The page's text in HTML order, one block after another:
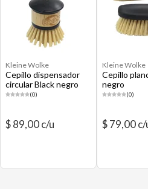
Kleine Wolke
Cepillo dispensador
circular Black negro
(0)
$ 89,00 c/u
Kleine Wolke
Cepillo
negro
(0)
$ 79,00 c/